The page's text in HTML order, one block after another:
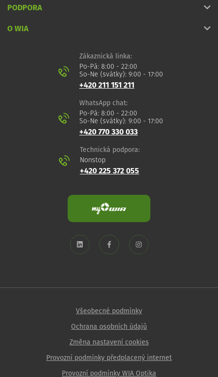
PODPORA
O WIA
Zákaznická linka:
Po-Pá: 8:00 - 22:00
So-Ne (svátky): 9:00 - 17:00
+420 211 151 211
WhatsApp chat:
Po-Pá: 8:00 - 22:00
So-Ne (svátky): 9:00 - 17:00
+420 770 330 033
Technická podpora:
Nonstop
+420 225 372 055
Všeobecné podmínky
Ochrana osobních údajů
Změna nastavení cookies
Provozní podmínky předplacený internet
Provozní podmínky WIA Optika